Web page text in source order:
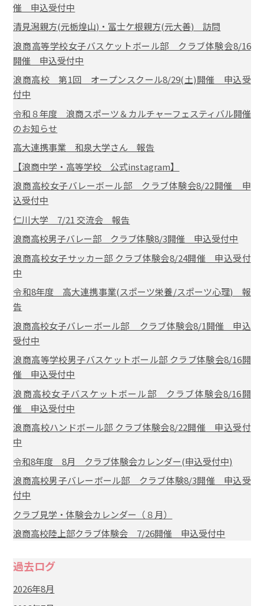
催 申込受付中
清見潟親方(元栃煌山)・冨士ケ根親方(元大善) 訪問
浪商高等学校女子バスケットボール部 クラブ体験会8/16
開催 申込受付中
浪商高校 第1回 オープンスクール8/29(土)開催 申込受
付中
令和８年度 浪商スポーツ＆カルチャーフェスティバル開催
のお知らせ
高大連携事業 和泉大学さん 報告
【浪商中学・高等学校 公式instagram】
浪商高校女子バレーボール部 クラブ体験会8/22開催 申
込受付中
仁川大学 7/21 交流会 報告
浪商高校男子バレー部 クラブ体験8/3開催 申込受付中
浪商高校女子サッカー部 クラブ体験会8/24開催 申込受付
中
令和8年度 高大連携事業(スポーツ栄養/スポーツ心理) 報
告
浪商高校女子バレーボール部 クラブ体験会8/1開催 申込
受付中
浪商高等学校男子バスケットボール部 クラブ体験会8/16開
催 申込受付中
浪商高校女子バスケットボール部 クラブ体験会8/16開
催 申込受付中
浪商高校ハンドボール部 クラブ体験会8/22開催 申込受付
中
令和8年度 8月 クラブ体験会カレンダー(申込受付中)
浪商高校男子バレーボール部 クラブ体験8/3開催 申込受
付中
クラブ見学・体験会カレンダー（８月）
浪商高校陸上部クラブ体験会 7/26開催 申込受付中
過去ログ
2026年8月